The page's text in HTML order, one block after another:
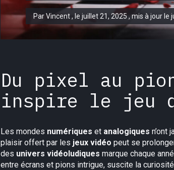
Par Vincent , le juillet 21, 2025 , mis à jour
Du pixel au
inspire le jeu
Les mondes numériques et analogiques n’ont
plaisir offert par les jeux vidéo peut se
des univers vidéoludiques marque chaque
entre écrans et pions intrigue, suscite la